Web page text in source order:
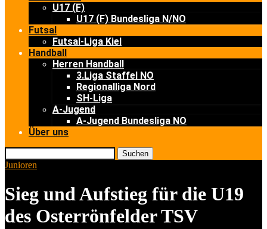
U17 (F)
U17 (F) Bundesliga N/NO
Futsal
Futsal-Liga Kiel
Handball
Herren Handball
3.Liga Staffel NO
Regionalliga Nord
SH-Liga
A-Jugend
A-Jugend Bundesliga NO
Über uns
Suchen
Junioren
Sieg und Aufstieg für die U19
des Osterrönfelder TSV